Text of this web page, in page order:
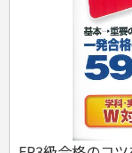
スキル・キ
危険物取扱者
消防設備士
登録販売者